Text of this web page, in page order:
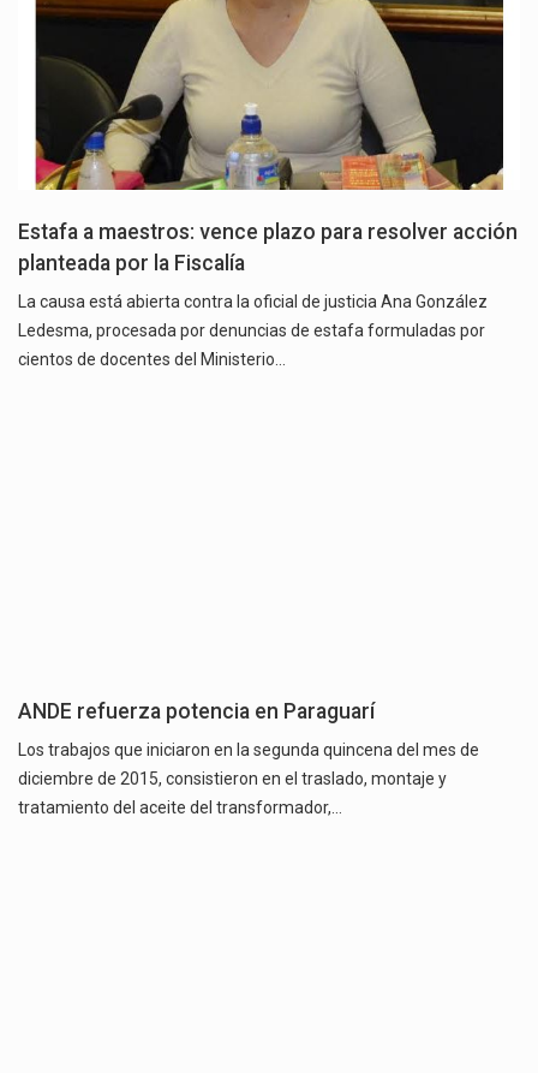
Estafa a maestros: vence plazo para resolver acción
planteada por la Fiscalía
La causa está abierta contra la oficial de justicia Ana González
Ledesma, procesada por denuncias de estafa formuladas por
cientos de docentes del Ministerio…
ANDE refuerza potencia en Paraguarí
Los trabajos que iniciaron en la segunda quincena del mes de
diciembre de 2015, consistieron en el traslado, montaje y
tratamiento del aceite del transformador,…